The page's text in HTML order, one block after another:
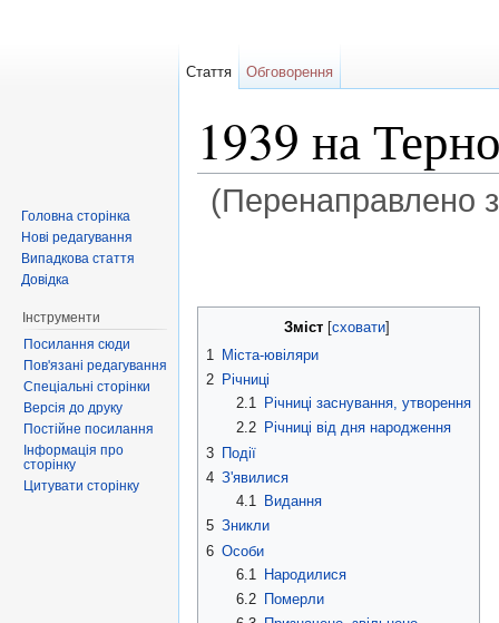
1939 на
(Перенаправлено
Зміст[сховати]
1
Міста-ювіляри
2 Річниці
2.1
Річниці заснування, утворення
2.2
Річниці від дня народження
3 Події
4 З'явилися
4.1
Видання
5 Зникли
6 Особи
6.1
Народилися
6.2
Померли
Стаття Обговорення
Головна сторінка
Нові редагування
Випадкова стаття
Довідка
Інструменти
Посилання сюди
Пов'язані редагування
Спеціальні сторінки
Версія до друку
Постійне посилання
Інформація про
сторінку
Цитувати сторінку